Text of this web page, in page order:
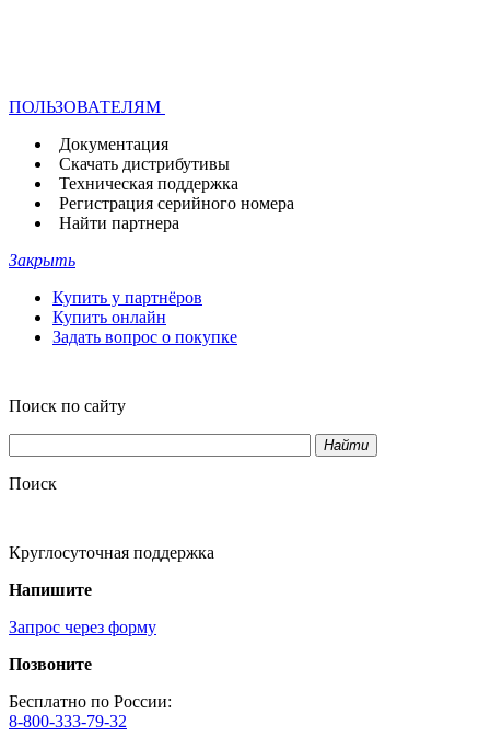
ПОЛЬЗОВАТЕЛЯМ
Документация
Скачать дистрибутивы
Техническая поддержка
Регистрация серийного номера
Найти партнера
Закрыть
Купить у партнёров
Купить онлайн
Задать вопрос о покупке
Поиск по сайту
Найти
Поиск
Круглосуточная поддержка
Напишите
Запрос через форму
Позвоните
Бесплатно по России:
8-800-333-79-32